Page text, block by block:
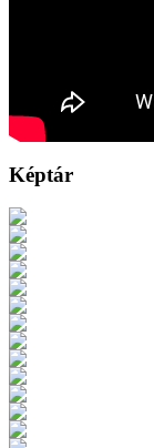
Képtár